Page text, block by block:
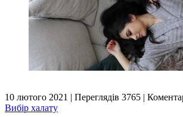
10 лютого 2021 | Переглядів 3765 |
Вибір халату